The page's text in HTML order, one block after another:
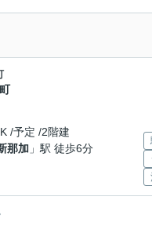
/予定 /2階建
那加 」駅 徒歩6分